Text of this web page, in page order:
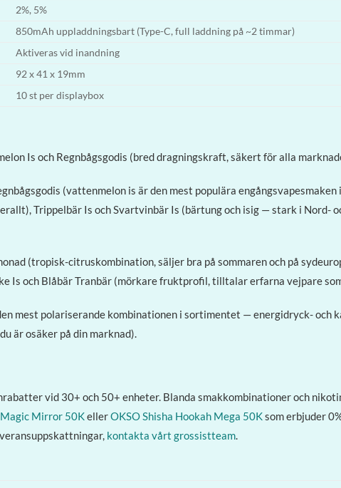
2%, 5%
850mAh uppladdningsbart (Type-C, full laddning på ~2 timmar)
Aktiveras vid inandning
92 x 41 x 19mm
10 st per displaybox
Is och Regnbågsgodis (bred dragningskraft, säkert för alla
(vattenmelon is är den mest populära
Trippelbär Is och Svartvinbär Is (bärtung och isig — stark i Nord-
(tropisk-citruskombination, säljer bra på sommaren och på
Is och Blåbär Tranbär (mörkare fruktprofil, tilltalar erfarna vejpare
mest polariserande kombinationen i sortimentet — energidryck-
är osäker på din marknad).
vid 30+ och 50+ enheter. Blanda smakkombinationer och
Mirror 50KellerOKSO Shisha Hookah Mega 50Ksom erbjuder
kontakta vårt grossistteam.